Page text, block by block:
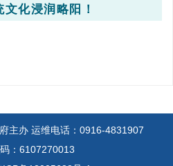
化浸润略阳！
主办 运维电话：0916-4831907
：6107270013